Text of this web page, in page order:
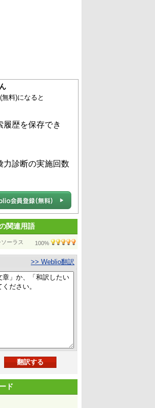
(無料)になると
履歴を保存でき
力診断の実施回数
関連用語
ソーラス 100%
>> Weblio翻訳
ド